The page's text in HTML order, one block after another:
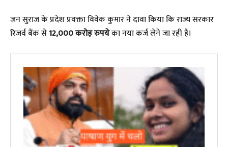
​जन सुराज के प्रदेश प्रवक्ता विवेक कुमार ने दावा किया कि राज्य सरकार
रिजर्व बैंक से12,000 करोड़ रुपयेका नया कर्ज लेने जा रही है।